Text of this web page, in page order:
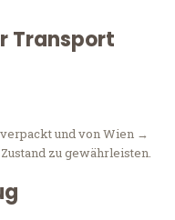
Transport
und von Wien →
zu gewährleisten.